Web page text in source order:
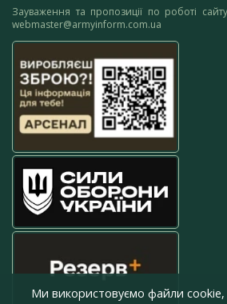
Зауваження та пропозиції по роботі
webmaster@armyinform.com.ua
Ми використовуємо файли